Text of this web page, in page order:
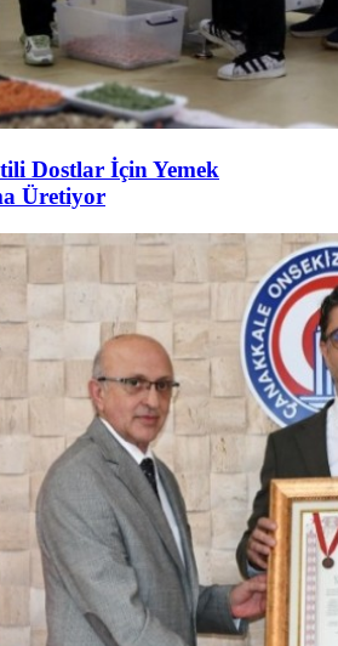
Dostlar İçin Yemek
Üretiyor